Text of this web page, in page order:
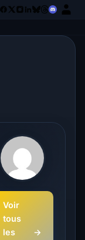
Voir
tous
les
→